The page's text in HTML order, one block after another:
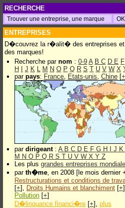
RECHERCHE
ENTREPRISES
D�couvrez la r�alit� des entreprises et
des marques!
Recherche par nom : 0-9 A B C D E F
H
J K L M N O P Q R S T U V W X
par pays: France, Etats-unis, Chine [+
par dirigeant: A B C D E F G H J K
M N O P Q R S T U V W X Y Z
Les plus grandes entreprises
par th�me, en 2008 [le mois dernier
Restructurations et conditions de
[+], Droits Humains et blanchiment [+]
Pollution [+]
D�linquance financi�re [+], plus